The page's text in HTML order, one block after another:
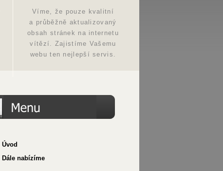
Víme, že pouze kvalitní
a průběžně aktualizovaný
obsah stránek na internetu
vítězí. Zajistíme Vašemu
webu ten nejlepší servis.
Úvod
Dále nabízíme